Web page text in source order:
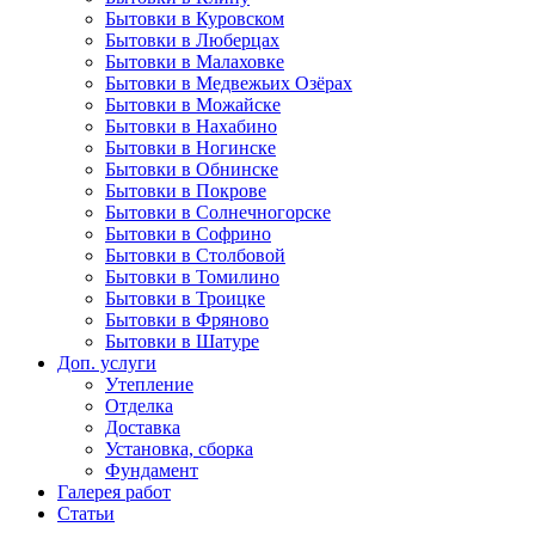
Бытовки в Куровском
Бытовки в Люберцах
Бытовки в Малаховке
Бытовки в Медвежьих Озёрах
Бытовки в Можайске
Бытовки в Нахабино
Бытовки в Ногинске
Бытовки в Обнинске
Бытовки в Покрове
Бытовки в Солнечногорске
Бытовки в Софрино
Бытовки в Столбовой
Бытовки в Томилино
Бытовки в Троицке
Бытовки в Фряново
Бытовки в Шатуре
Доп. услуги
Утепление
Отделка
Доставка
Установка, сборка
Фундамент
Галерея работ
Статьи